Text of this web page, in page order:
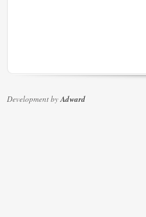
Development byAdward